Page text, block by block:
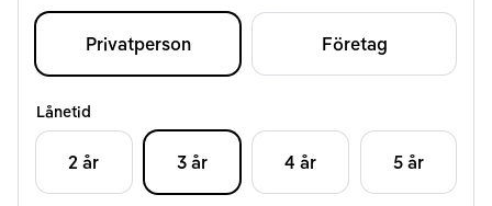
Privatperson Företag
Lånetid
2 år 3 år 4 år 5 år